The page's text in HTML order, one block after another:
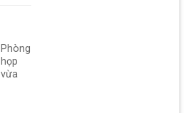
Phòng
họp
vừa